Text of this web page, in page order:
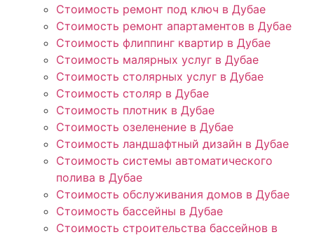
Стоимость ремонт под ключ в Дубае
Стоимость ремонт апартаментов в Дубае
Стоимость флиппинг квартир в Дубае
Стоимость малярных услуг в Дубае
Стоимость столярных услуг в Дубае
Стоимость столяр в Дубае
Стоимость плотник в Дубае
Стоимость озеленение в Дубае
Стоимость ландшафтный дизайн в Дубае
Стоимость системы автоматического
полива в Дубае
Стоимость обслуживания домов в Дубае
Стоимость бассейны в Дубае
Стоимость строительства бассейнов в